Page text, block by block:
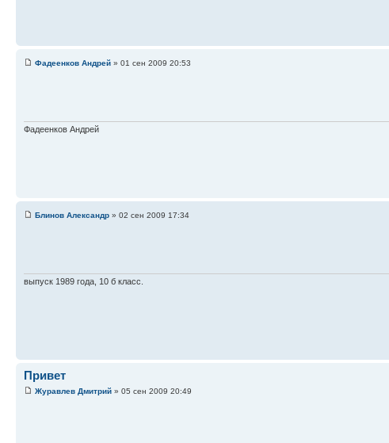
Фадеенков Андрей » 01 сен 2009 20:53
Фадеенков Андрей
Блинов Александр » 02 сен 2009 17:34
выпуск 1989 года, 10 б класс.
Привет
Журавлев Дмитрий » 05 сен 2009 20:49